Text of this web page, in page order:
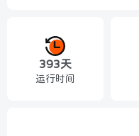
393天
运行时间